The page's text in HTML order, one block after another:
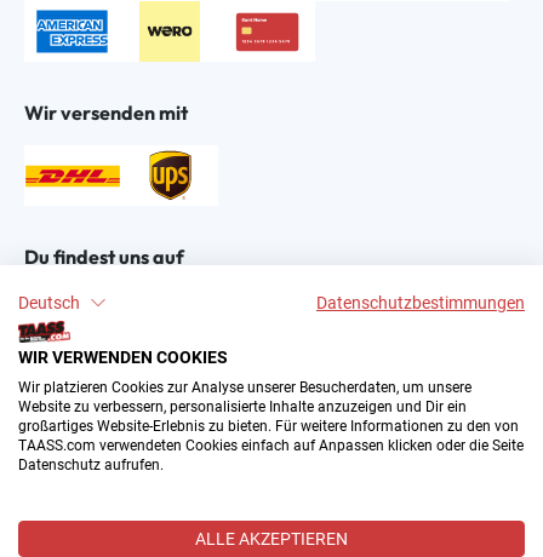
Deutsch Datenschutzbestimmungen
WIR VERWENDEN COOKIES
Wir platzieren Cookies zur Analyse unserer Besucherdaten, um unsere
Website zu verbessern, personalisierte Inhalte anzuzeigen und Dir ein
großartiges Website-Erlebnis zu bieten. Für weitere Informationen zu den von
TAASS.com verwendeten Cookies einfach auf Anpassen klicken oder die Seite
Datenschutz aufrufen.
ALLE AKZEPTIEREN
Wir versenden mit
Du findest uns auf
2004–∞ © by The All American Sports Store GmbH
(TAASS®). Dein Online Shop für amerikanische Sport-
Alle Preise inkl. gesetzl. Mehrwertsteuer zzgl.